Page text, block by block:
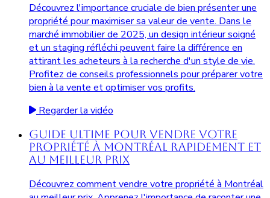
Découvrez l'importance cruciale de bien présenter une
propriété pour maximiser sa valeur de vente. Dans le
marché immobilier de 2025, un design intérieur soigné
et un staging réfléchi peuvent faire la différence en
attirant les acheteurs à la recherche d'un style de vie.
Profitez de conseils professionnels pour préparer votre
bien à la vente et optimiser vos profits.
Regarder la vidéo
Guide Ultime pour Vendre Votre
Propriété à Montréal Rapidement et
au Meilleur Prix
Découvrez comment vendre votre propriété à Montréal